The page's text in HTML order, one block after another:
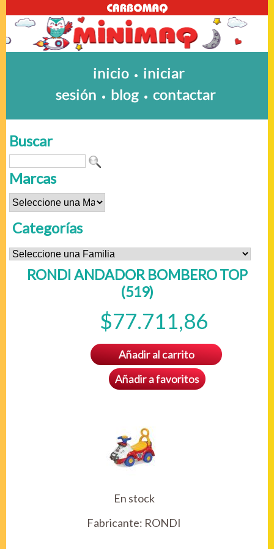
inicio • iniciar
sesión • blog • contactar
Buscar
Marcas
Categorías
RONDI ANDADOR BOMBERO TOP
(519)
$77.711,86
Añadir al carrito
Añadir a favoritos
En stock
Fabricante: RONDI